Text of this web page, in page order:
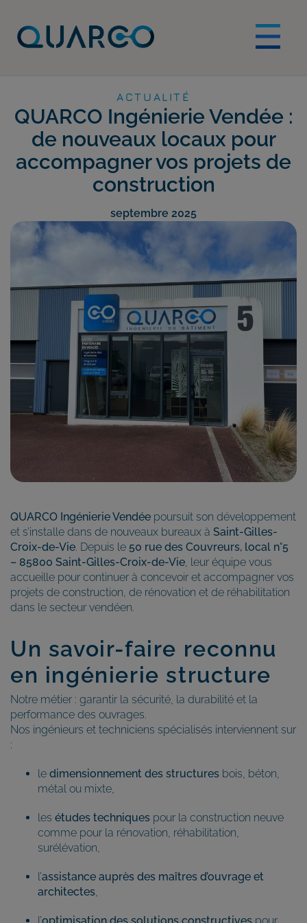
ACTUALITÉ
QUARCO Ingénierie Vendée :
de nouveaux locaux pour
accompagner vos projets de
construction
septembre 2025
QUARCO Ingénierie Vendée poursuit son développement
et s’installe dans de nouveaux bureaux à Saint-Gilles-
Croix-de-Vie. Depuis le 50 rue des Couvreurs, local n°5
– 85800 Saint-Gilles-Croix-de-Vie, leur équipe vous
accueille pour continuer à concevoir et accompagner vos
projets de construction, de rénovation et de réhabilitation
dans le secteur vendéen.
Un savoir-faire reconnu
en ingénierie structure
Notre métier : garantir la sécurité, la durabilité et la
performance des ouvrages.
Nos ingénieurs et techniciens spécialisés interviennent sur
:
le dimensionnement des structures bois, béton,
métal ou mixte,
les études techniques pour la construction neuve
comme pour la rénovation, réhabilitation,
surélévation,
l’assistance auprès des maîtres d’ouvrage et
architectes,